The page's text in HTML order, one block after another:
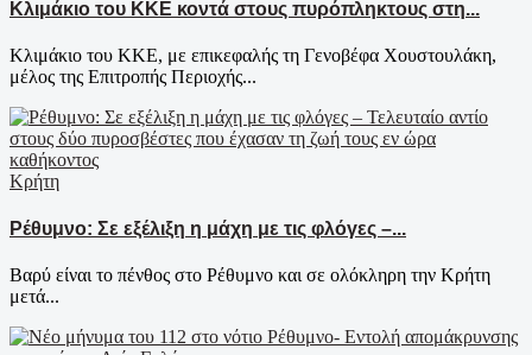
Κλιμάκιο του ΚΚΕ κοντά στους πυρόπληκτους στη...
Κλιμάκιο του ΚΚΕ, με επικεφαλής τη Γενοβέφα Χουστουλάκη,
μέλος της Επιτροπής Περιοχής...
Κρήτη
Ρέθυμνο: Σε εξέλιξη η μάχη με τις φλόγες –...
Βαρύ είναι το πένθος στο Ρέθυμνο και σε ολόκληρη την Κρήτη
μετά...